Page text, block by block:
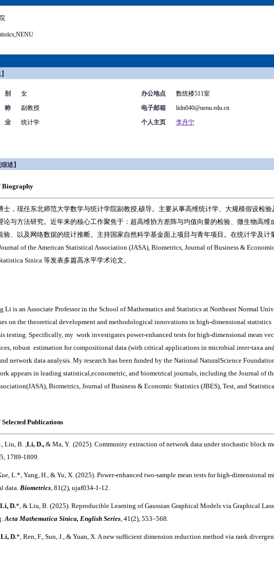
别 女 办公地点
数统楼511室
称
副教授 电子邮箱
lidn040@nenu.edu.cn
业
统计学 个人主页 李丹宁
述】
Biography
士，现任东北师范大学数学与统计学院副教授,硕导。主要从事高维统计学、大规模假设检
论与方法研究。近年来的核心工作聚焦于：超高维协方差阵与均值向量的检验、微生物高维
验、以及网络数据的统计推断。主持国家自然科学基金面上项目与青年项目。在统计学及计
of the American Statistical Association (JASA), Biometrics, Journal of Business &
Sinica 等发表多篇高水平学术论文。
Li is an Associate Professor in the School of Mathematics and Statistics at Northeast Normal
on the theoretical development and methodological innovations in high-dimensional statistics
testing. Specifically, my work investigates power-enhanced tests for high-dimensional mean
robust estimation for compositional data (with critical applications in microbial inter-taxa
network data analysis. My research has been funded by the National NaturalScience
appears in leading statistical,econometric, and biometrical journals, including the Journal of
Biometrics, Journal of Business & Economic Statistics (JBES), Test, and
Publications
Liu, B. ,Li, D., & Ma, Y. (2025). Community extraction of network data under stochastic block
1789-1809.
L.*, Yang, H., & Yu, X. (2025). Power-enhanced two-sample mean tests for high-dimensional
data. Biometrics, 81(2), ujaf034-1-12.
Li, D.*, & Liu, B. (2025). Reproducible Learning of Gaussian Graphical Models via Graphical
Acta Mathematica Sinica, English Series, 41(2), 553–568.
Li, D.*, Ren, F., Sun, J., & Yuan, X. A new sufficient dimension reduction method via rank